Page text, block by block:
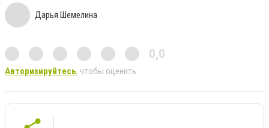
Дарья Шемелина
0,0
Авторизируйтесь, чтобы оценить